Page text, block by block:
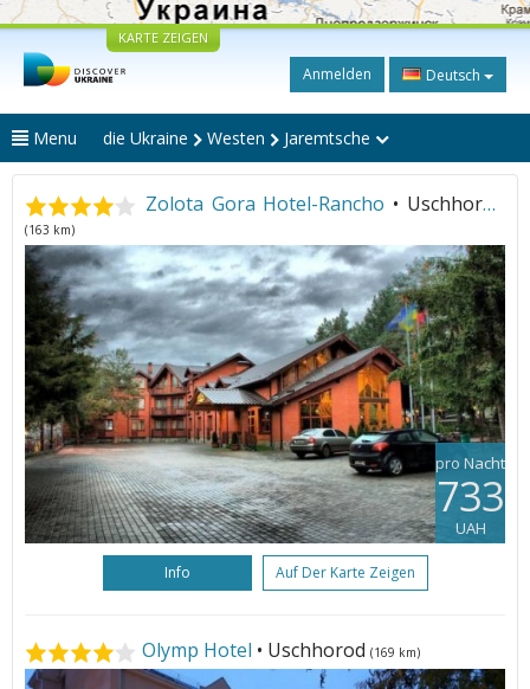
KARTE ZEIGEN
Anmelden Deutsch
Menu die Ukraine Westen Jaremtsche
Zolota Gora Hotel-Rancho • Uschhorod
(163 km)
pro Nacht
733
UAH
Info Auf Der Karte Zeigen
Olymp Hotel • Uschhorod (169 km)